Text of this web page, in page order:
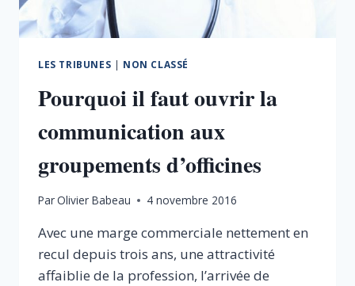
LES TRIBUNES | NON CLASSÉ
Pourquoi il faut ouvrir la
communication aux
groupements d’officines
ParOlivier Babeau 4 novembre 2016
Avec une marge commerciale nettement en
recul depuis trois ans, une attractivité
affaiblie de la profession, l’arrivée de